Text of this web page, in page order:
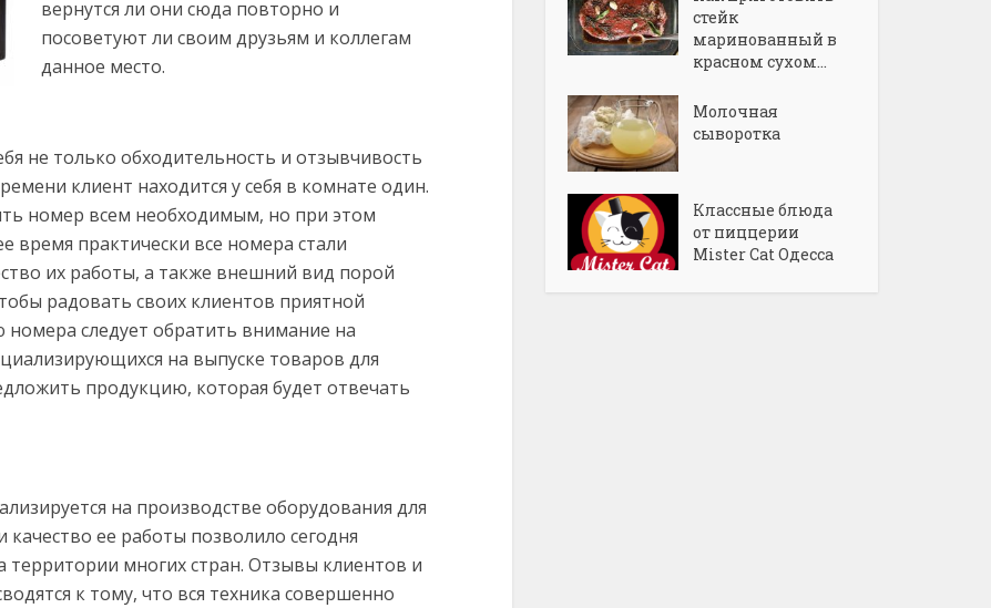
вернутся ли они сюда повторно и
посоветуют ли своим друзьям и коллегам
данное место.
не только обходительность и отзывчивость
клиент находится у себя в комнате один.
номер всем необходимым, но при этом
время практически все номера стали
их работы, а также внешний вид порой
радовать своих клиентов приятной
следует обратить внимание на
на выпуске товаров для
продукцию, которая будет отвечать
на производстве оборудования для
качество ее работы позволило сегодня
многих стран. Отзывы клиентов и
к тому, что вся техника совершенно
стейк
маринованный в
красном сухом...
Молочная
сыворотка
Классные блюда
от пиццерии
Mister Cat Одесса